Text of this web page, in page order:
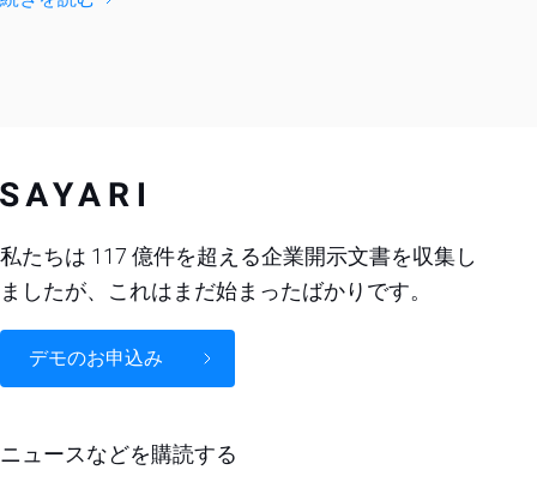
私たちは 117 億件を超える企業開示文書を収集し
ましたが、これはまだ始まったばかりです。
デモのお申込み
ニュースなどを購読する